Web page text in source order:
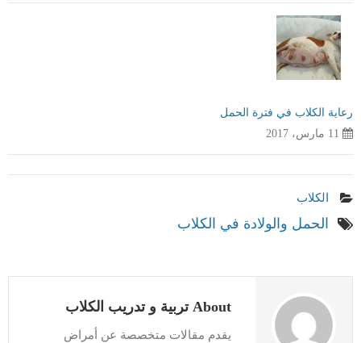
رعاية الكلاب في فترة الحمل
11 مارس، 2017
الكلاب
الحمل والولادة في الكلاب
About تربية و تدريب الكلاب
يقدم مقالات متخصصة عن أمراض